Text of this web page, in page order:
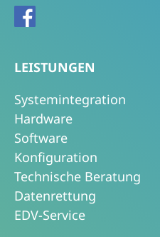
LEISTUNGEN
Systemintegration
Hardware
Software
Konfiguration
Technische Beratung
Datenrettung
EDV-Service